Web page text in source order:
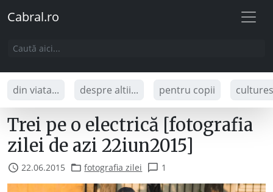
Cabral.ro
din viata... despre altii... pentru copii
Trei pe o electrică [fotografia
zilei de azi 22iun2015]
22.06.2015 fotografia zilei 1